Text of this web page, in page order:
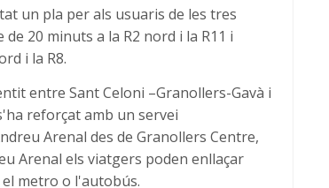
un pla per als usuaris de les tres
20 minuts a la R2 nord i la R11 i
i la R8.
entre Sant Celoni –Granollers-Gavà i
reforçat amb un servei
Arenal des de Granollers Centre,
Arenal els viatgers poden enllaçar
el metro o l'autobús.